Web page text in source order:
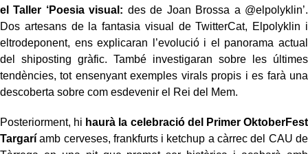
el Taller ‘Poesia visual: des de Joan Brossa a @elpolyklin’.
Dos artesans de la fantasia visual de TwitterCat, Elpolyklin i
eltrodeponent, ens explicaran l’evolució i el panorama actual
del shiposting gràfic. També investigaran sobre les últimes
tendències, tot ensenyant exemples virals propis i es farà una
descoberta sobre com esdevenir el Rei del Mem.
Posteriorment, hi haurà la celebració del Primer OktoberFest
Targaríamb cerveses, frankfurts i ketchup a càrrec del CAU de